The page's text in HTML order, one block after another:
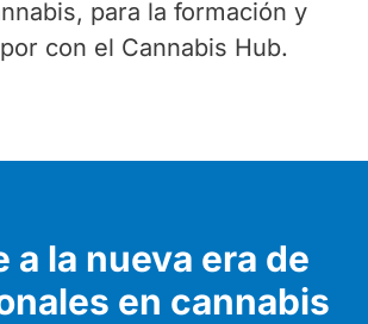
para la formación y
con el Cannabis Hub.
a la nueva era de
en cannabis